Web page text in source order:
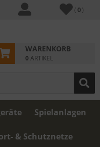
( 0)
WARENKORB
0 ARTIKEL
Spielanlagen
& Schutznetze